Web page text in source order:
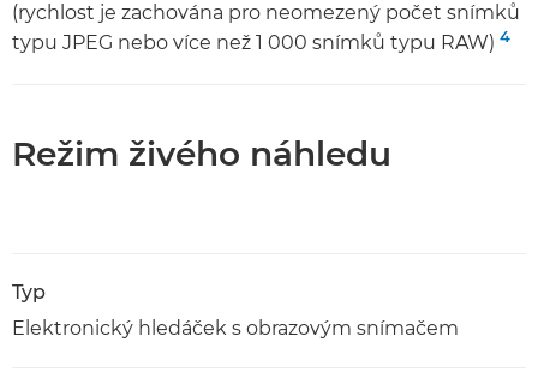
(rychlost je zachována pro neomezený počet snímků
typu JPEG nebo více než 1 000 snímků typu RAW) 4
Režim živého náhledu
Typ
Elektronický hledáček s obrazovým snímačem